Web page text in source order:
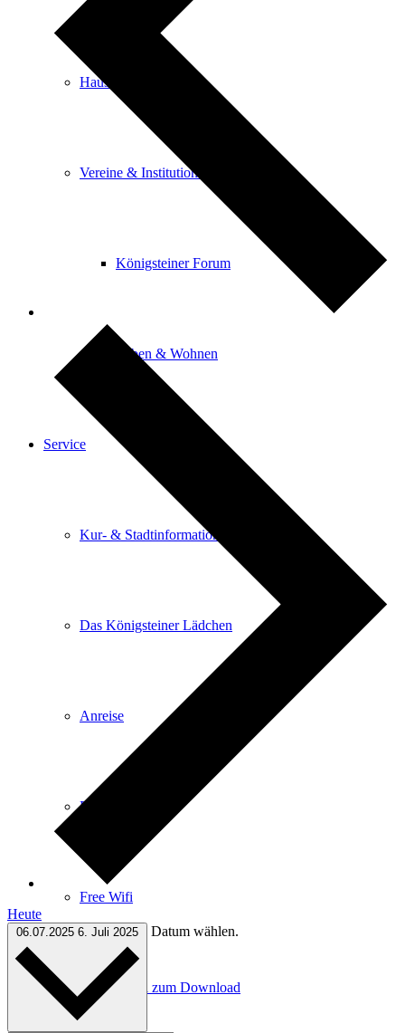
Haus der Begegnung
Vereine & Institutionen
Königsteiner Forum
Leben & Wohnen
Service
Kur- & Stadtinformation
Das Königsteiner Lädchen
Anreise
E-Car-Sharing
Free Wifi
Infomaterial zum Download
Heute
06.07.2025 6. Juli 2025 Datum wählen.